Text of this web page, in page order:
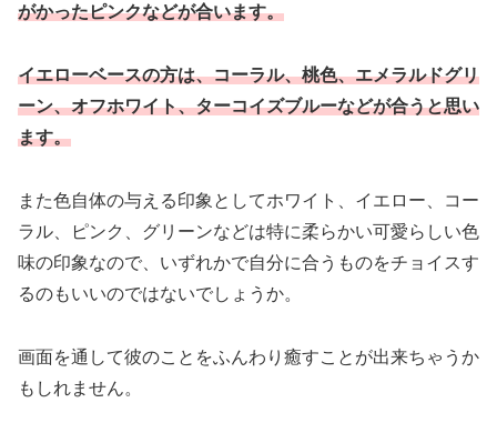
がかったピンクなどが合います。
イエローベースの方は、コーラル、桃色、エメラルドグリ
ーン、オフホワイト、ターコイズブルーなどが合うと思い
ます。
また色自体の与える印象としてホワイト、イエロー、コー
ラル、ピンク、グリーンなどは特に柔らかい可愛らしい色
味の印象なので、いずれかで自分に合うものをチョイスす
るのもいいのではないでしょうか。
画面を通して彼のことをふんわり癒すことが出来ちゃうか
もしれません。